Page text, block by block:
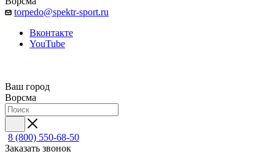
torpedo@spektr-sport.ru
Вконтакте
YouTube
Ваш город
Ворсма
8 (800) 550-68-50
Заказать звонок